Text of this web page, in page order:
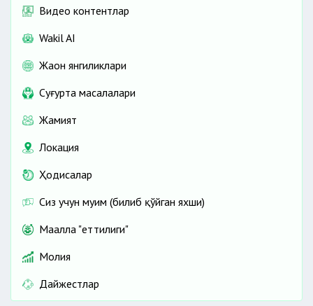
Видео контентлар
Wakil AI
Жаҳон янгиликлари
Cуғурта масалалари
Жамият
Локация
Ҳодисалар
Сиз учун муҳим (билиб қўйган яхши)
Маҳалла "еттилиги"
Молия
Дайжестлар